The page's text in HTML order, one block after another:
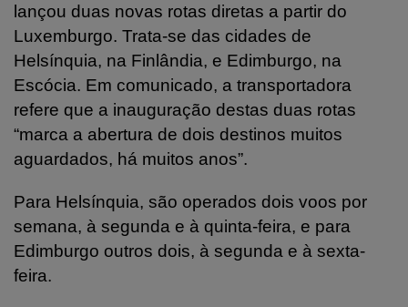
lançou duas novas rotas diretas a partir do
Luxemburgo. Trata-se das cidades de
Helsínquia, na Finlândia, e Edimburgo, na
Escócia. Em comunicado, a transportadora
refere que a inauguração destas duas rotas
“marca a abertura de dois destinos muitos
aguardados, há muitos anos”.
Para Helsínquia, são operados dois voos por
semana, à segunda e à quinta-feira, e para
Edimburgo outros dois, à segunda e à sexta-
feira.